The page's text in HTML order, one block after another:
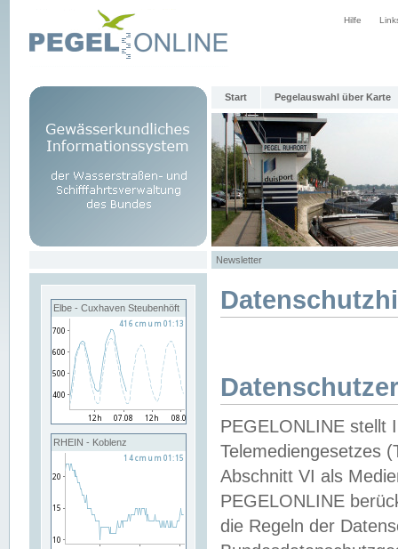
Hilfe
Start Pegelauswahl über Karte
Newsletter
Elbe - Cuxhaven Steubenhöft
RHEIN - Koblenz
PEGELONLINE stellt
Telemediengesetzes
Abschnitt VI als
PEGELONLINE
die Regeln der